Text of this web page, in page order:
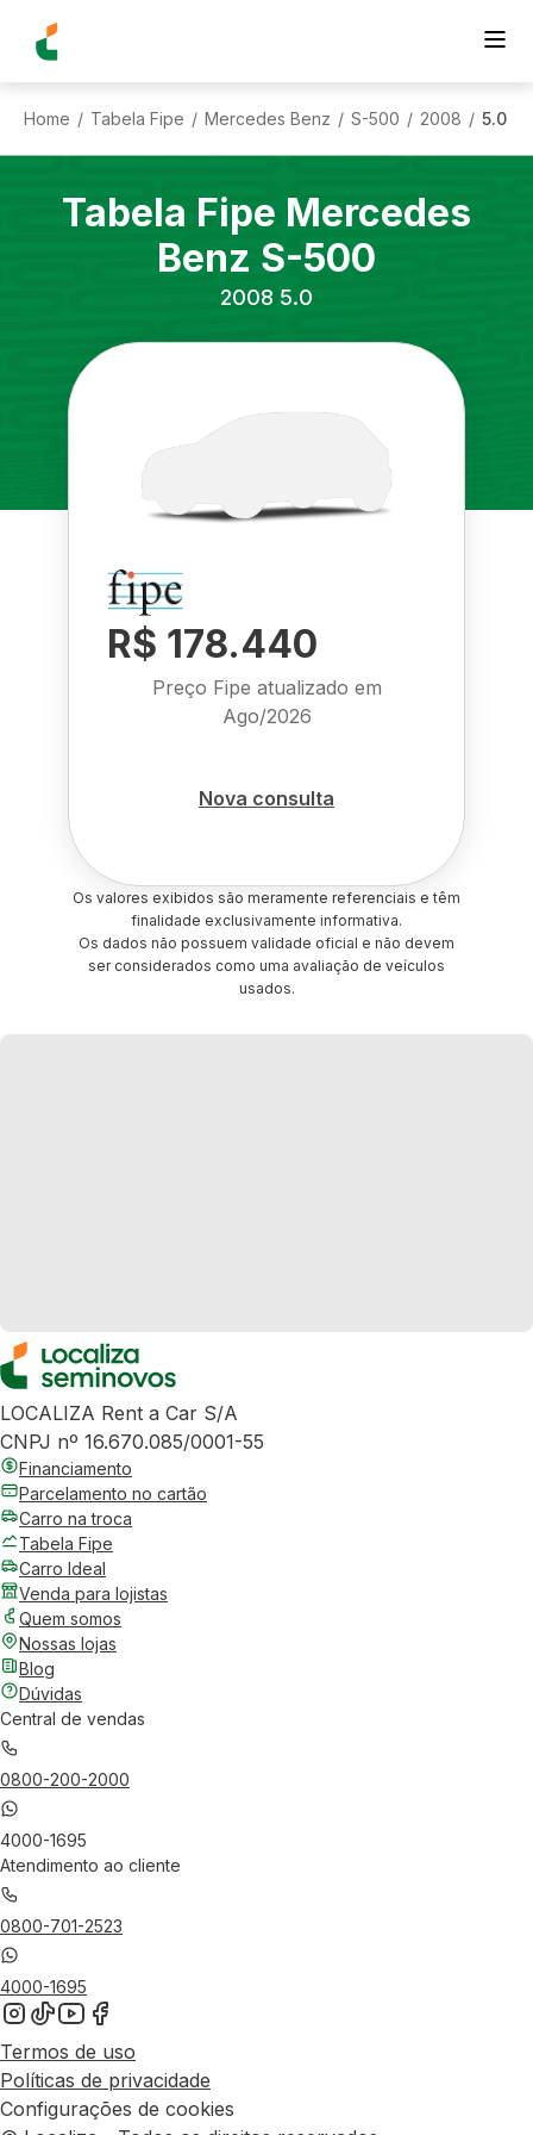
Home / Tabela Fipe / Mercedes Benz / S-500 / 2008 / 5.0
Tabela Fipe Mercedes
Benz S-500
2008 5.0
R$ 178.440
Preço Fipe atualizado em
Ago/2026
Nova consulta
Os valores exibidos são meramente referenciais e têm
finalidade exclusivamente informativa.
Os dados não possuem validade oficial e não devem
ser considerados como uma avaliação de veículos
usados.
LOCALIZA Rent a Car S/A
CNPJ nº 16.670.085/0001-55
Financiamento
Parcelamento no cartão
Carro na troca
Tabela Fipe
Carro Ideal
Venda para lojistas
Quem somos
Nossas lojas
Blog
Dúvidas
Central de vendas
0800-200-2000
4000-1695
Atendimento ao cliente
0800-701-2523
4000-1695
Termos de uso
Políticas de privacidade
Configurações de cookies